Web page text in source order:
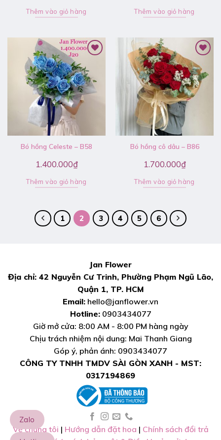
Thêm vào giỏ hàng Thêm vào giỏ hàng
Bó hồng Celeste – B58
1.400.000₫
Thêm vào giỏ hàng
Bó hồng cô dâu – B86
1.700.000₫
Thêm vào giỏ hàng
1 2 3 4 5 6
Jan Flower
Địa chỉ: 42 Nguyễn Cư Trinh, Phường Phạm Ngũ Lão,
Quận 1, TP. HCM
Email: hello@janflower.vn
Hotline:0903434077
Giờ mở cửa: 8:00 AM - 8:00 PM hàng ngày
Chịu trách nhiệm nội dung: Mai Thanh Giang
Góp ý, phản ánh: 0903434077
CÔNG TY TNHH TMDV SÀI GÒN XANH - MST:
0317194869
Về chúng tôi | Hướng dẫn đặt hoa | Chính sách đổi trả
Zalo